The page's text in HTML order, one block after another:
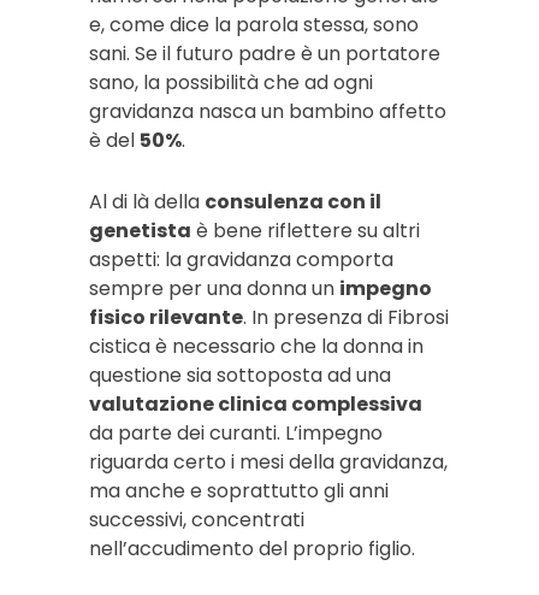
e, come dice la parola stessa, sono
sani. Se il futuro padre è un portatore
sano, la possibilità che ad ogni
gravidanza nasca un bambino affetto
è del 50%.
Al di là della consulenza con il
genetista è bene riflettere su altri
aspetti: la gravidanza comporta
sempre per una donna un impegno
fisico rilevante. In presenza di Fibrosi
cistica è necessario che la donna in
questione sia sottoposta ad una
valutazione clinica complessiva
da parte dei curanti. L’impegno
riguarda certo i mesi della gravidanza,
ma anche e soprattutto gli anni
successivi, concentrati
nell’accudimento del proprio figlio.